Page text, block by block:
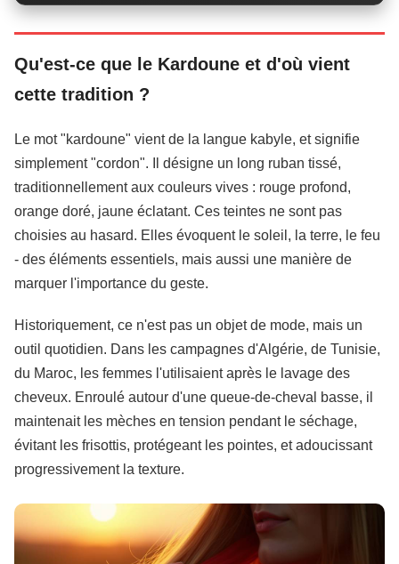
Qu'est-ce que le Kardoune et d'où vient
cette tradition ?
Le mot "kardoune" vient de la langue kabyle, et signifie
simplement "cordon". Il désigne un long ruban tissé,
traditionnellement aux couleurs vives : rouge profond,
orange doré, jaune éclatant. Ces teintes ne sont pas
choisies au hasard. Elles évoquent le soleil, la terre, le feu
- des éléments essentiels, mais aussi une manière de
marquer l'importance du geste.
Historiquement, ce n'est pas un objet de mode, mais un
outil quotidien. Dans les campagnes d'Algérie, de Tunisie,
du Maroc, les femmes l'utilisaient après le lavage des
cheveux. Enroulé autour d'une queue-de-cheval basse, il
maintenait les mèches en tension pendant le séchage,
évitant les frisottis, protégeant les pointes, et adoucissant
progressivement la texture.